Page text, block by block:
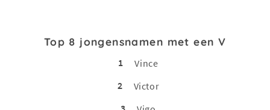
Top 8 jongensnamen met een V
1
Vince
2
Victor